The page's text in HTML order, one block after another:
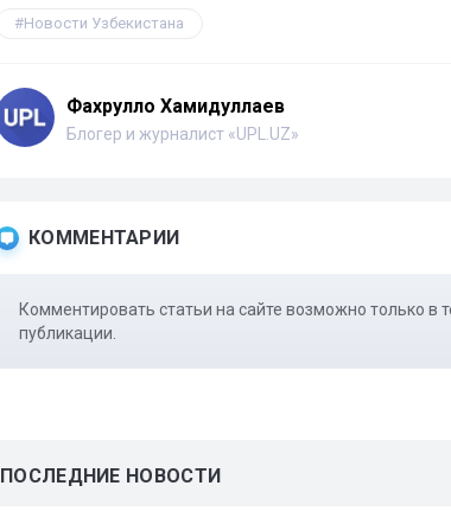
Новости Узбекистана
Фахрулло Хамидуллаев
Блогер и журналист «UPL.UZ»
КОММЕНТАРИИ
Комментировать статьи на сайте возможно только в
публикации.
ПОСЛЕДНИЕ НОВОСТИ